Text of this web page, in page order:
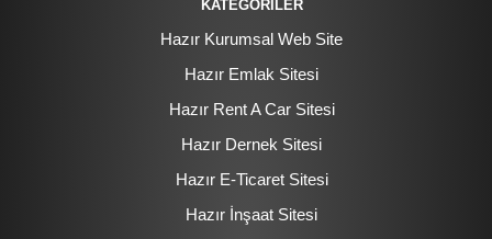
KATEGORİLER
Hazır Kurumsal Web Site
Hazır Emlak Sitesi
Hazır Rent A Car Sitesi
Hazır Dernek Sitesi
Hazır E-Ticaret Sitesi
Hazır İnşaat Sitesi